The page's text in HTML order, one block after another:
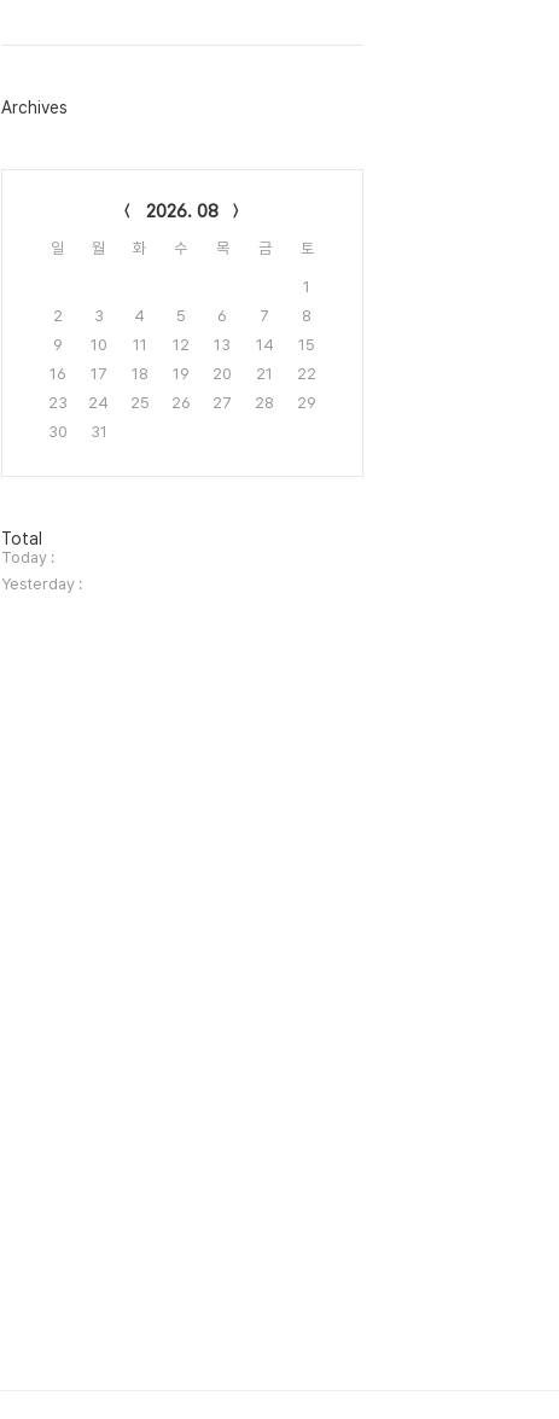
그
Archives
2026. 08
일 월 화 수 목 금 토
1
2
3 4 5 6 7
8
9
10 11 12 13 14
15
16
17 18 19 20 21
22
23
24 25 26 27 28
29
30
31
방
문
자
수
Total
Today :
Yesterday :